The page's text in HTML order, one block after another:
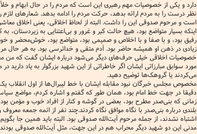
دارد و یکی از خصوصیات مهم رهبری این است که مردم را در حال ابهام و خلأ
نظر درست را به مردم ارائه بدهد، حرکت مردم را ادامه بدهد. شعارهای
است و مرحوم صدوقی این را داشت. البته از لحاظ اخلاقی، یعنی اخلاق
اینکه بسیار متواضع بود، هیچ حالت کبر و غرور و بی‌اعتنایی به زیردستان،
رفیق بود، و با صفا و با اخلاص و صمیمی بود، متواضع بود، خوش‌محضر
زیادی در ذهن او همیشه حاضر بود. آدم متقی و خداترسی بود. به هر حال
خصوصیات اخلاقی خیلی حرف‌های دیگر می‌شود درباره ایشان گفت که من
مورد سوابق مبارزاتی ایشان اگر خاطراتی از این شهید بزرگوار به یاد
می‌کردند یا گروهک‌ها توضیح دهید.
مخصوص مجلس خبرگان نبود مقابله ایشان با خط لیبرال‌ها از اول انقلاب
دقیقا در جهت خط امام بود، همان طور که گفتم و اشاره کردم، مواضع
زمانی که بنی‌صدر مطرح بود، بعضی در گوشه و کنار از افراد خوب و مؤمن
بلندی درباره بنی‌صدر با نگاه موافق نگاه کردند.چند نفر از ائمه جمعه
اشتباه نشدند، از جمله مرحوم آیت‌الله صدوقی بود. البته باید همین جا
مدنی این دو شهید دیگر محراب هم در این جهت، مثل آیت‌الله صدوقی